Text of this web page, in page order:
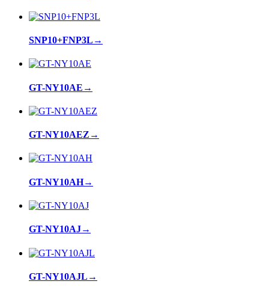
SNP10+FNP3L →
GT-NY10AE →
GT-NY10AEZ →
GT-NY10AH→
GT-NY10AJ→
GT-NY10AJL →